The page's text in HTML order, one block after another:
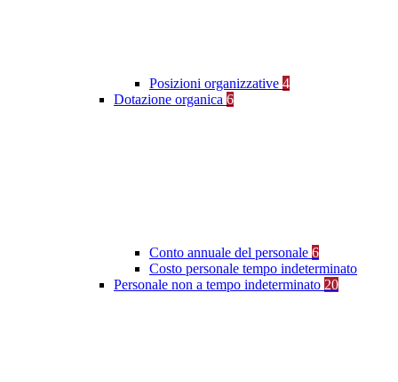
Posizioni organizzative 4
Dotazione organica 6
Conto annuale del personale 6
Costo personale tempo indeterminato
Personale non a tempo indeterminato 20